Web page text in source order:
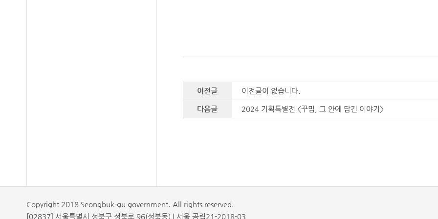
이전글 이전글이 없습니다.
다음글 2024 기획특별전 <꾸밈, 그 안에 담긴 이야기>
Copyright 2018 Seongbuk-gu government. All rights reserved.
[02837] 서울특별시 성북구 성북로 96(성북동) | 서울 공립21-2018-03